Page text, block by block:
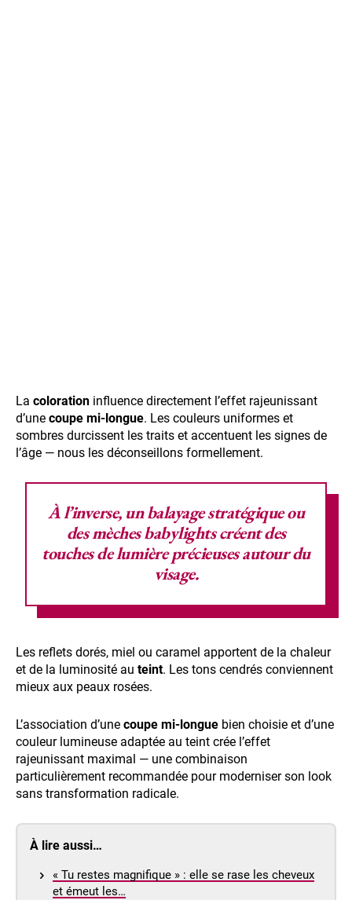
La coloration influence directement l’effet rajeunissant
d’une coupe mi-longue. Les couleurs uniformes et
sombres durcissent les traits et accentuent les signes de
l’âge — nous les déconseillons formellement.
À l’inverse, unbalayagestratégique ou
desmèches babylightscréent des
touches de lumière précieuses autour du
visage.
Les reflets dorés, miel ou caramel apportent de la chaleur
et de la luminosité au teint. Les tons cendrés conviennent
mieux aux peaux rosées.
L’association d’une coupe mi-longue bien choisie et d’une
couleur lumineuse adaptée au teint crée l’effet
rajeunissant maximal — une combinaison
particulièrement recommandée pour moderniser son look
sans transformation radicale.
À lire aussi…
« Tu restes magnifique » : elle se rase les cheveux
et émeut les…